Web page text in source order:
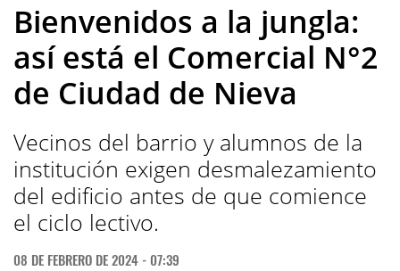
Bienvenidos a la jungla:
así está el Comercial N°2
de Ciudad de Nieva
Vecinos del barrio y alumnos de la
institución exigen desmalezamiento
del edificio antes de que comience
el ciclo lectivo.
08 DE FEBRERO DE 2024 - 07:39